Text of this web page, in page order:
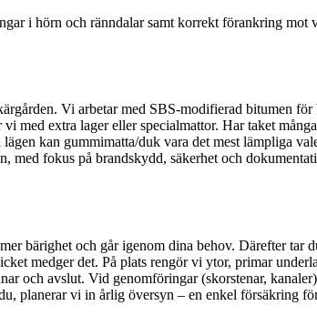
i hörn och ränndalar samt korrekt förankring mot
Vi arbetar med SBS-modifierad bitumen
med extra lager eller specialmattor. Har taket
kan gummimatta/duk vara det mest lämpliga
fokus på brandskydd, säkerhet och
bärighet och går igenom dina behov. Därefter tar
medger det. På plats rengör vi ytor, primar
och avslut. Vid genomföringar (skorstenar,
planerar vi in årlig översyn – en enkel försäkring